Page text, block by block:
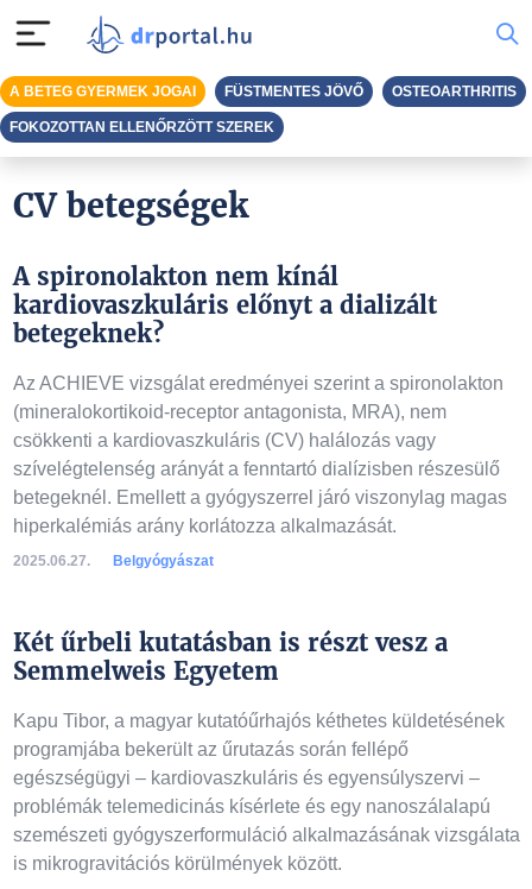
CV betegségek
A spironolakton nem kínál
kardiovaszkuláris előnyt a dializált
betegeknek?
Az ACHIEVE vizsgálat eredményei szerint a spironolakton
(mineralokortikoid-receptor antagonista, MRA), nem
csökkenti a kardiovaszkuláris (CV) halálozás vagy
szívelégtelenség arányát a fenntartó dialízisben részesülő
betegeknél. Emellett a gyógyszerrel járó viszonylag magas
hiperkalémiás arány korlátozza alkalmazását.
2025.06.27. Belgyógyászat
Két űrbeli kutatásban is részt vesz a
Semmelweis Egyetem
Kapu Tibor, a magyar kutatóűrhajós kéthetes küldetésének
programjába bekerült az űrutazás során fellépő
egészségügyi – kardiovaszkuláris és egyensúlyszervi –
problémák telemedicinás kísérlete és egy nanoszálalapú
szemészeti gyógyszerformuláció alkalmazásának vizsgálata
is mikrogravitációs körülmények között.
A BETEG GYERMEK JOGAI FÜSTMENTES JÖVŐ OSTEOARTHRITIS
FOKOZOTTAN ELLENŐRZÖTT SZEREK